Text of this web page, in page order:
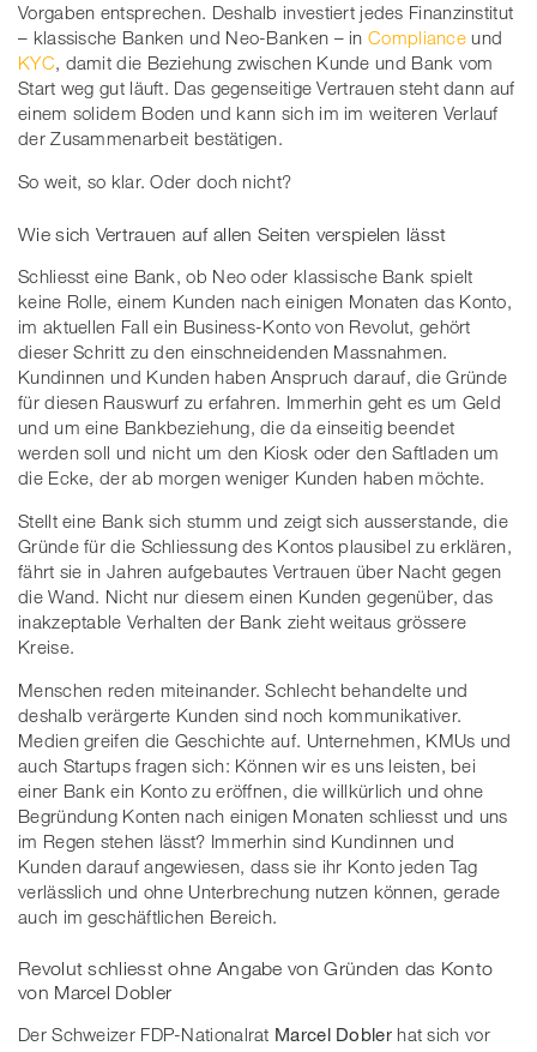
Vorgaben entsprechen. Deshalb investiert jedes Finanzinstitut
– klassische Banken und Neo-Banken – in Compliance und
KYC, damit die Beziehung zwischen Kunde und Bank vom
Start weg gut läuft. Das gegenseitige Vertrauen steht dann auf
einem solidem Boden und kann sich im im weiteren Verlauf
der Zusammenarbeit bestätigen.
So weit, so klar. Oder doch nicht?
Wie sich Vertrauen auf allen Seiten verspielen lässt
Schliesst eine Bank, ob Neo oder klassische Bank spielt
keine Rolle, einem Kunden nach einigen Monaten das Konto,
im aktuellen Fall ein Business-Konto von Revolut, gehört
dieser Schritt zu den einschneidenden Massnahmen.
Kundinnen und Kunden haben Anspruch darauf, die Gründe
für diesen Rauswurf zu erfahren. Immerhin geht es um Geld
und um eine Bankbeziehung, die da einseitig beendet
werden soll und nicht um den Kiosk oder den Saftladen um
die Ecke, der ab morgen weniger Kunden haben möchte.
Stellt eine Bank sich stumm und zeigt sich ausserstande, die
Gründe für die Schliessung des Kontos plausibel zu erklären,
fährt sie in Jahren aufgebautes Vertrauen über Nacht gegen
die Wand. Nicht nur diesem einen Kunden gegenüber, das
inakzeptable Verhalten der Bank zieht weitaus grössere
Kreise.
Menschen reden miteinander. Schlecht behandelte und
deshalb verärgerte Kunden sind noch kommunikativer.
Medien greifen die Geschichte auf. Unternehmen, KMUs und
auch Startups fragen sich: Können wir es uns leisten, bei
einer Bank ein Konto zu eröffnen, die willkürlich und ohne
Begründung Konten nach einigen Monaten schliesst und uns
im Regen stehen lässt? Immerhin sind Kundinnen und
Kunden darauf angewiesen, dass sie ihr Konto jeden Tag
verlässlich und ohne Unterbrechung nutzen können, gerade
auch im geschäftlichen Bereich.
Revolut schliesst ohne Angabe von Gründen das Konto
von Marcel Dobler
Der Schweizer FDP-Nationalrat Marcel Dobler hat sich vor